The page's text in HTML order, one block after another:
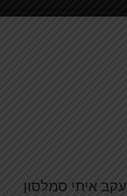
איתי סמלסון